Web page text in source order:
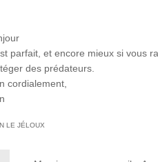
parfait, et encore mieux si vous
des prédateurs.
cordialement,
LE JÉLOUX